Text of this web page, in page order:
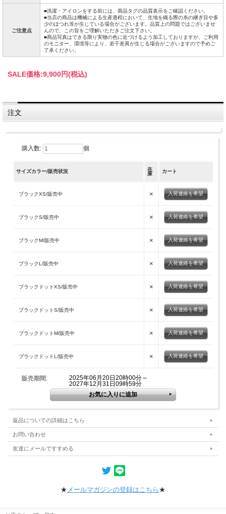
ご注意点
■洗濯・アイロンをする前には、商品タグの品質表示をご確認ください。
■当店の商品は機械による生産過程において、生地を織る際の糸の継ぎ目や多
少のほつれ等が生じている場合がございます。品質上の問題ではございませ
んので、この旨をご理解いただきご注文下さい。
■商品写真はできる限り実物の色に近づけるよう加工しておりますが、ご利用
のモニター、環境等により、若干差異が生じる場合がございますので予めご
了承ください。
SALE価格:9,900円(税込)
注文
購入数: 個
サイズカラー/販売状況
在
庫
カート
ブラックXS/販売中 × 入荷連絡を希望
ブラックS/販売中 × 入荷連絡を希望
ブラックM/販売中 × 入荷連絡を希望
ブラックL/販売中 × 入荷連絡を希望
ブラックドットXS/販売中 × 入荷連絡を希望
ブラックドットS/販売中 × 入荷連絡を希望
ブラックドットM/販売中 × 入荷連絡を希望
ブラックドットL/販売中 × 入荷連絡を希望
販売期間:
2025年06月20日20時00分～
2027年12月31日09時59分
返品についての詳細はこちら
お問い合わせ
友達にメールですすめる
★ メールマガジンの登録はこちら ★